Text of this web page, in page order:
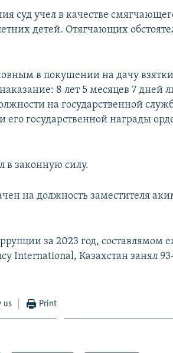
суд учел в качестве
детей. Отягчающих
в покушении на дачу
8 лет 5 месяцев 7 дней
на государственной
его государственной награды
в законную силу.
на должность заместителя
за 2023 год, составлямом
International, Казахстан занял
us Print